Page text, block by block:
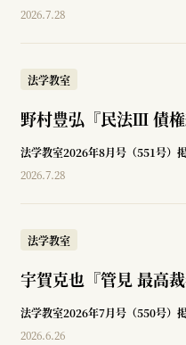
2026.7.28
法学教室
野村豊弘『民法Ⅲ 債権
法学教室2026年8月号（551号）
2026.7.28
法学教室
宇賀克也『管見 最高裁
法学教室2026年7月号（550号）
2026.6.26